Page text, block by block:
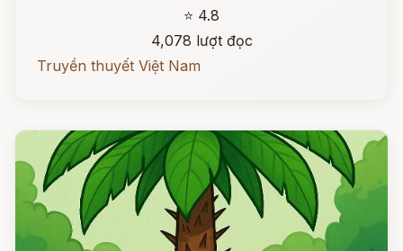
⭐ 4.8
4,078 lượt đọc
Truyền thuyết Việt Nam